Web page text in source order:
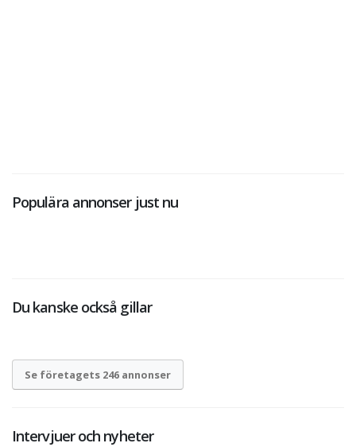
Populära annonser just nu
Du kanske också gillar
Se företagets 246 annonser
Intervjuer och nyheter